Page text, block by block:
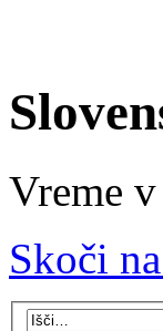
Vreme
Skoči